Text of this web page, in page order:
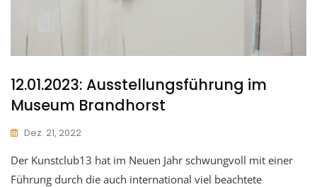
12.01.2023: Ausstellungsführung im
Museum Brandhorst
Dez. 21, 2022
Der Kunstclub13 hat im Neuen Jahr schwungvoll mit einer
Führung durch die auch international viel beachtete